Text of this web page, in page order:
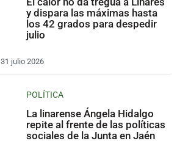
y dispara las máximas hasta
los 42 grados para despedir
julio
31 julio 2026
POLÍTICA
La linarense Ángela Hidalgo
repite al frente de las políticas
sociales de la Junta en Jaén